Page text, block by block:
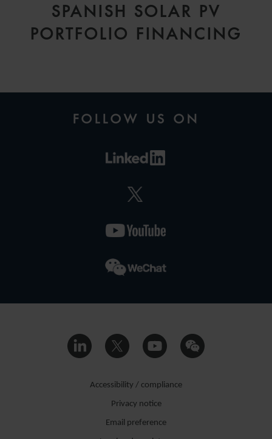
SPANISH SOLAR PV
PORTFOLIO FINANCING
FOLLOW US ON
Accessibility / compliance
Privacy notice
Email preference